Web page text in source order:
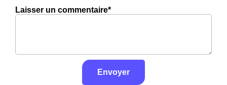
Laisser un commentaire*
Envoyer